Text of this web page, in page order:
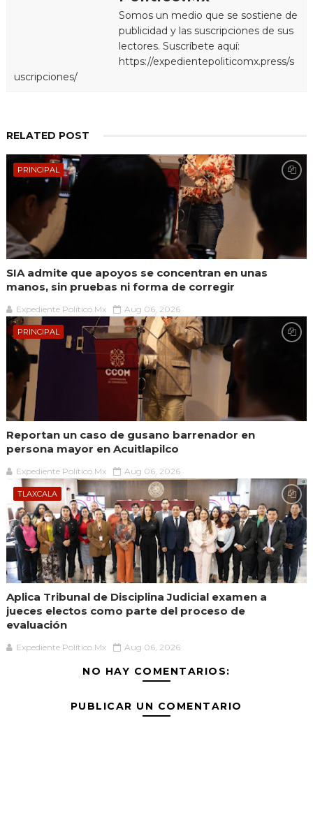
Somos un medio que se sostiene de
publicidad y las suscripciones de sus
lectores. Suscríbete aquí:
https://expedientepoliticomx.press/s
uscripciones/
RELATED POST
PRINCIPAL
SIA admite que apoyos se concentran en unas
manos, sin pruebas ni forma de corregir
Expediente Político.Mx Aug 06, 2026
PRINCIPAL
Reportan un caso de gusano barrenador en
persona mayor en Acuitlapilco
Expediente Político.Mx Aug 06, 2026
TLAXCALA
Aplica Tribunal de Disciplina Judicial examen a
jueces electos como parte del proceso de
evaluación
Expediente Político.Mx Aug 06, 2026
NO HAY COMENTARIOS:
PUBLICAR UN COMENTARIO